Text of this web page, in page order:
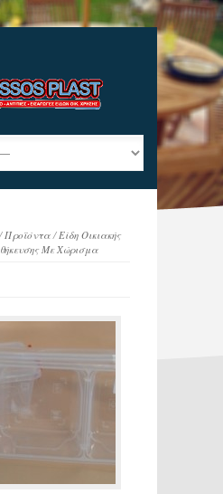
Προϊόντα/ Είδη Οικιακής
Με Χώρισμα